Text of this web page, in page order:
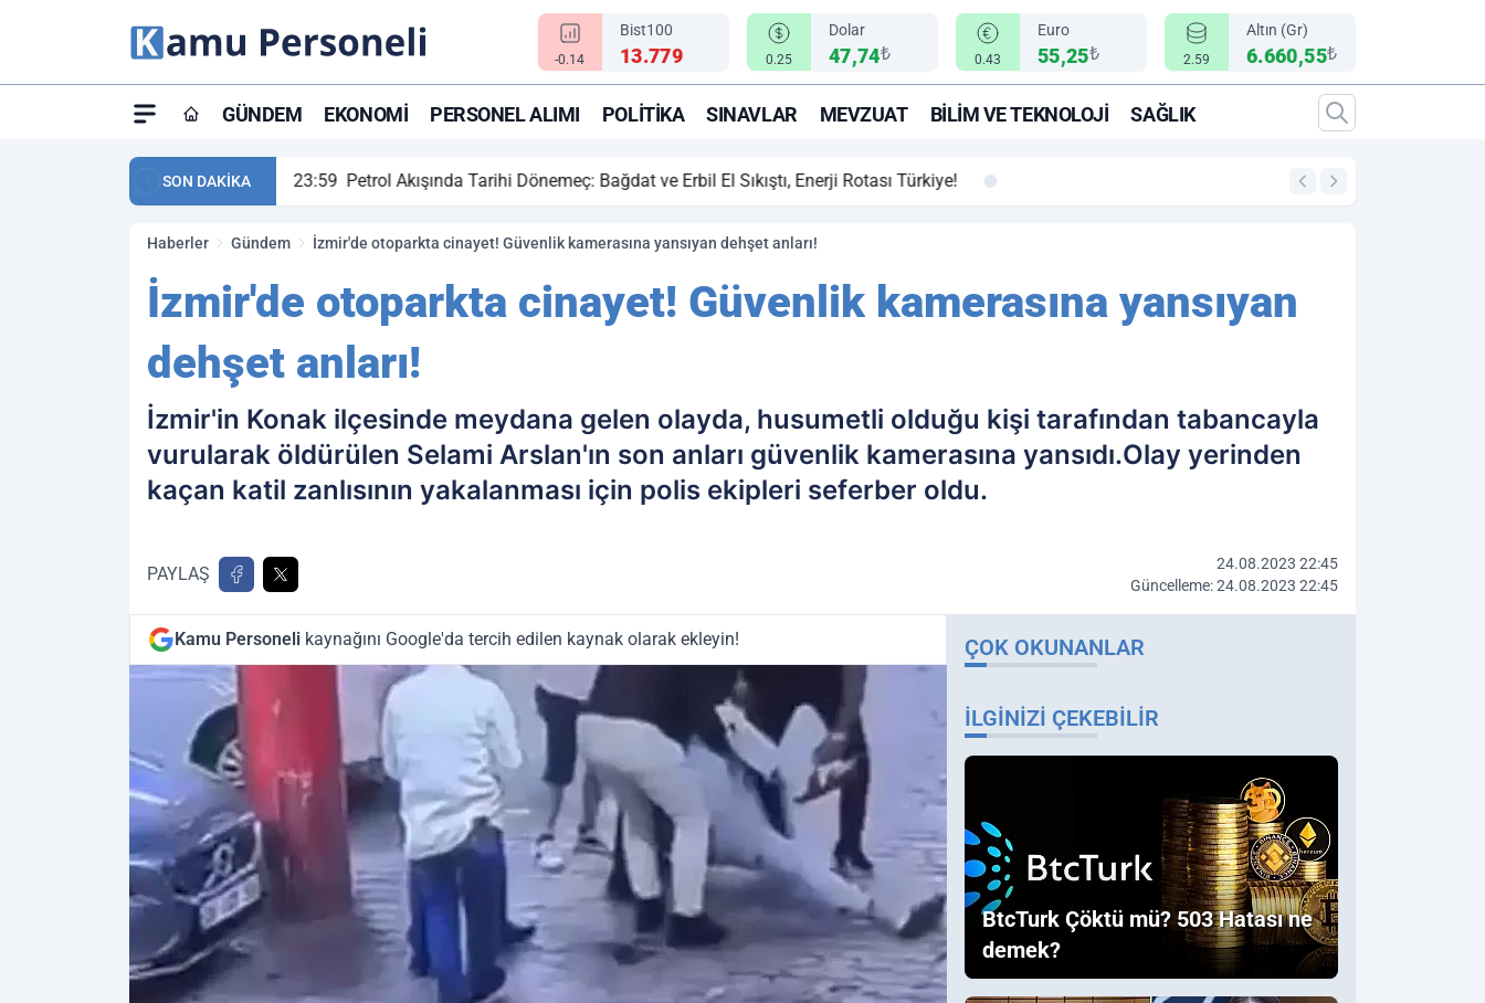
-0.14
Bist100
13.779 0.25
Dolar
47,74₺ 0.43
Euro
55,25₺ 2.59
Altın (Gr)
6.660,55₺
GÜNDEM EKONOMI PERSONEL ALIMI POLITIKA SINAVLAR MEVZUAT BILIM VE TEKNOLOJI SAĞLIK
SON DAKİKA
maç özeti ve golleri! 23:59 Petrol Akışında Tarihi Dönemeç: Bağdat ve Erbil El Sıkıştı, Enerji Rotası Türkiye! 00:12
Haberler Gündem İzmir'de otoparkta cinayet! Güvenlik kamerasına yansıyan dehşet anları!
İzmir'de otoparkta cinayet! Güvenlik kamerasına yansıyan
dehşet anları!
İzmir'in Konak ilçesinde meydana gelen olayda, husumetli olduğu kişi tarafından tabancayla
vurularak öldürülen Selami Arslan'ın son anları güvenlik kamerasına yansıdı.Olay yerinden
kaçan katil zanlısının yakalanması için polis ekipleri seferber oldu.
PAYLAŞ
24.08.2023 22:45
Güncelleme: 24.08.2023 22:45
Kamu Personeli kaynağını Google'da tercih edilen kaynak olarak ekleyin! ÇOK OKUNANLAR
İLGINIZI ÇEKEBILIR
BtcTurk Çöktü mü? 503 Hatası ne
demek?